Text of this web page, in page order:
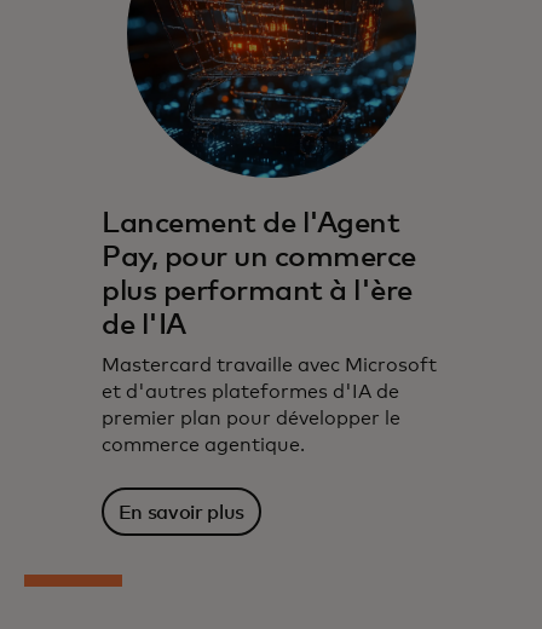
Lancement de l'Agent
Pay, pour un commerce
plus performant à l'ère
de l'IA
Mastercard travaille avec Microsoft
et d'autres plateformes d'IA de
premier plan pour développer le
commerce agentique.
En savoir plus